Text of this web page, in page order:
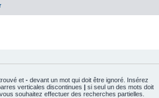
et - devant un mot qui doit être ignoré. Insérez
verticales discontinues | si seul un des mots doit
souhaitez effectuer des recherches partielles.